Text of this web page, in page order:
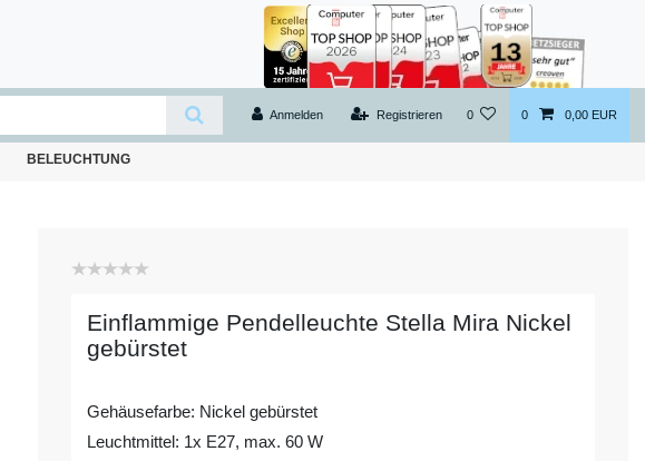
Anmelden Registrieren 0 0 0,00 EUR
BELEUCHTUNG
Einflammige Pendelleuchte Stella Mira Nickel
gebürstet
Gehäusefarbe: Nickel gebürstet
Leuchtmittel: 1x E27, max. 60 W